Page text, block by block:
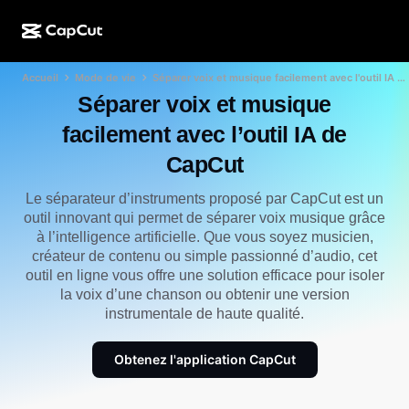
CapCut pour ordinateur
CapCut en ligne
CapCut sur mobile
Dreamina IA
Pippit AI
Conception IA
Générateur de vidéos IA
Générateur d'images IA
Outil d'amélioration d'images IA
Dreamina Seedance 2.5
Nano Banana Pro
Outils IA
Éditeur et générateur de vidéos
Éditeur et générateur d'images
Éditeur et générateur de voix
Plus
Cas d'utilisation
Modèles pour les réseaux sociaux
Modèles pour les fêtes de fin d'année
Modèles de calendrier
Modèles pour anniversaire
Modèles d'effet
Communauté
Initiatives
Affilié(e)s
Programme pour les pionniers et pionnières
Programme pour les partenaires créatifs
Campus créatif CapCut
Accueil Mode de vie Séparer voix et musique facilement avec l'outil IA de CapCut
Séparer voix et musique
facilement avec l’outil IA de
CapCut
Le séparateur d’instruments proposé par CapCut est un
outil innovant qui permet de séparer voix musique grâce
à l’intelligence artificielle. Que vous soyez musicien,
créateur de contenu ou simple passionné d’audio, cet
outil en ligne vous offre une solution efficace pour isoler
la voix d’une chanson ou obtenir une version
instrumentale de haute qualité.
Obtenez l'application CapCut